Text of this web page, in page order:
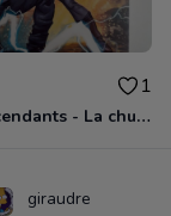
1
Last Descendants - La chute des dieux
giraudre